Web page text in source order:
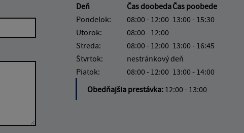
Deň Čas doobedaČas poobede
Pondelok:
08:00 - 12:00 13:00 - 15:30
Utorok:
08:00 - 12:00
Streda:
08:00 - 12:00 13:00 - 16:45
Štvrtok:
nestránkový deň
Piatok:
08:00 - 12:00 13:00 - 14:00
Obedňajšia prestávka: 12:00 - 13:00